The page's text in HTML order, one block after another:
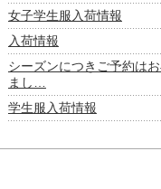
女子学生服入荷情報
入荷情報
シーズンにつきご予約は
まし…
学生服入荷情報